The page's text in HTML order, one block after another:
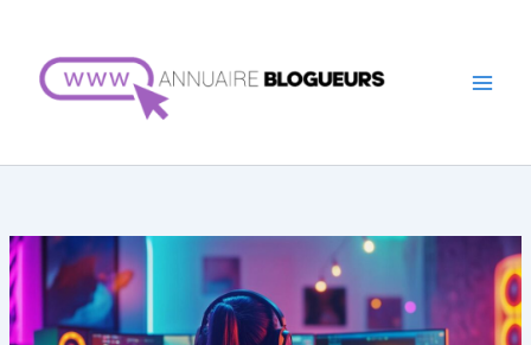
contenu